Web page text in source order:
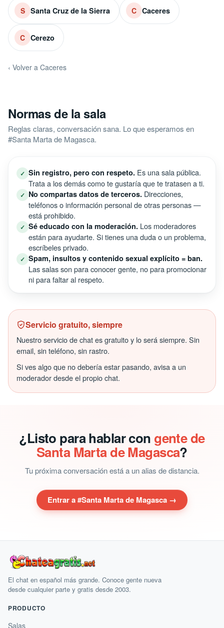
S Santa Cruz de la Sierra C Caceres
C Cerezo
‹ Volver a Caceres
Normas de la sala
Reglas claras, conversación sana. Lo que esperamos en
#Santa Marta de Magasca.
✓ Sin registro, pero con respeto. Es una sala pública.
Trata a los demás como te gustaría que te tratasen a ti.
✓ No compartas datos de terceros. Direcciones,
teléfonos o información personal de otras personas —
está prohibido.
✓ Sé educado con la moderación. Los moderadores
están para ayudarte. Si tienes una duda o un problema,
escríbeles privado.
✓ Spam, insultos y contenido sexual explícito = ban.
Las salas son para conocer gente, no para promocionar
ni para faltar al respeto.
Servicio gratuito, siempre
Nuestro servicio de chat es gratuito y lo será siempre. Sin
email, sin teléfono, sin rastro.
Si ves algo que no debería estar pasando, avisa a un
moderador desde el propio chat.
¿Listo para hablar con gente de
Santa Marta de Magasca?
Tu próxima conversación está a un alias de distancia.
Entrar a #Santa Marta de Magasca →
El chat en español más grande. Conoce gente nueva
desde cualquier parte y gratis desde 2003.
PRODUCTO
Salas